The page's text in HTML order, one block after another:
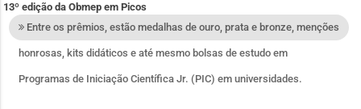
13º edição da Obmep em Picos
Entre os prêmios, estão medalhas de ouro, prata e bronze, menções
honrosas, kits didáticos e até mesmo bolsas de estudo em
Programas de Iniciação Científica Jr. (PIC) em universidades.